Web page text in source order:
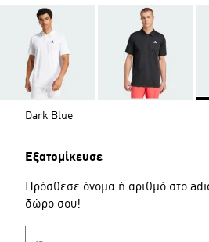
Dark Blue
Εξατομίκευσε
Πρόσθεσε όνομα ή αριθμό στο
δώρο σου!